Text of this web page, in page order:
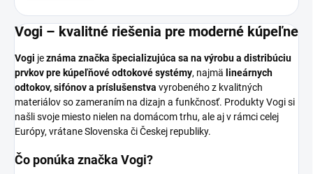
Vogi – kvalitné riešenia pre moderné kúpeľne
Vogi jeznáma značka špecializujúca sa na výrobu a distribúciu
prvkov pre kúpeľňové odtokové systémy, najmä lineárnych
odtokov, sifónov a príslušenstva vyrobeného z kvalitných
materiálov so zameraním na dizajn a funkčnosť. Produkty Vogi si
našli svoje miesto nielen na domácom trhu, ale aj v rámci celej
Európy, vrátane Slovenska či Českej republiky.
Čo ponúka značka Vogi?